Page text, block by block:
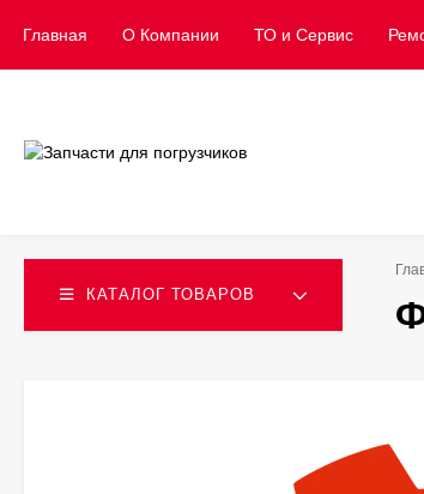
Главная О Компании ТО и Сервис
КАТАЛОГ ТОВАРОВ